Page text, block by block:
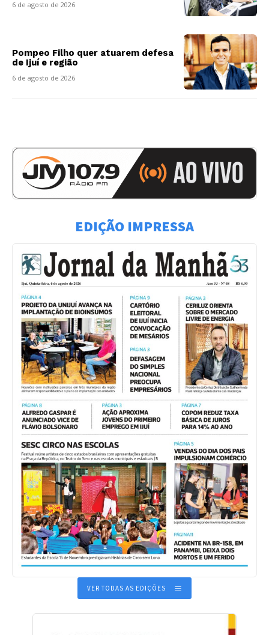
6 de agosto de 2026
Pompeo Filho quer atuarem defesa
de Ijuí e região
6 de agosto de 2026
EDIÇÃO IMPRESSA
VER TODAS AS EDIÇÕES